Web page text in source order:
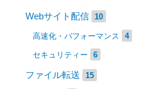
Webサイト配信 10
高速化・パフォーマンス 4
セキュリティー 6
ファイル転送 15